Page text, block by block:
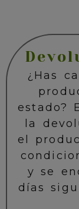
¿Has
estado?
la
el
y se
días